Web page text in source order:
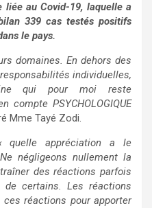
liée au Covid-19, laquelle a
339 cas testés positifs
le pays.
domaines. En dehors des
individuelles,
qui pour moi reste
compte PSYCHOLOGIQUE
Mme Tayé Zodi.
quelle appréciation a le
négligeons nullement la
des réactions parfois
de certains. Les réactions
réactions pour apporter